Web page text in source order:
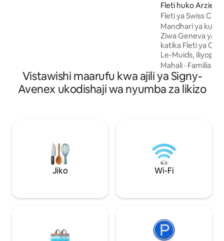
Fleti huko Arzier-
Fleti ya Swiss
Mont Blanc,
Sauna
Mandhari ya
Ziwa Geneva
katika Fleti ya
Le-Muids,
maeneo ya kuishi
baraza. Beseni la
huongeza ubora
pamoja na biliadi
ya skii na kufulia.
la umeme pia
Mahali · Familia
Vistawishi maarufu kwa ajili ya Signy-
Avenex ukodishaji wa nyumba za likizo
Jiko Wi-Fi